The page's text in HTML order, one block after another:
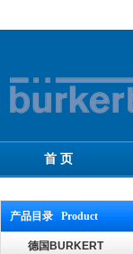
首 页
产品目录 Product
德国BURKERT